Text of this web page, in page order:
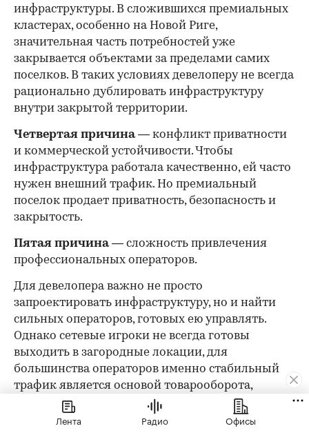
инфраструктуры. В сложившихся премиальных
кластерах, особенно на Новой Риге,
значительная часть потребностей уже
закрывается объектами за пределами самих
поселков. В таких условиях девелоперу не всегда
рационально дублировать инфраструктуру
внутри закрытой территории.
Четвертая причина— конфликт приватности
и коммерческой устойчивости. Чтобы
инфраструктура работала качественно, ей часто
нужен внешний трафик. Но премиальный
поселок продает приватность, безопасность и
закрытость.
Пятая причина— сложность привлечения
профессиональных операторов.
Для девелопера важно не просто
запроектировать инфраструктуру, но и найти
сильных операторов, готовых ею управлять.
Однако сетевые игроки не всегда готовы
выходить в загородные локации, для
большинства операторов именно стабильный
трафик является основой товарооборота,
загрузки и рентабельности.
Что сегодня считается базой, а
Лента Радио Офисы